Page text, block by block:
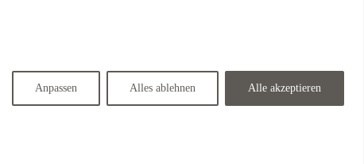
Anpassen Alles ablehnen Alle akzeptieren